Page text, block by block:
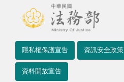
隱私權保護宣告 資訊安全政策
資料開放宣告